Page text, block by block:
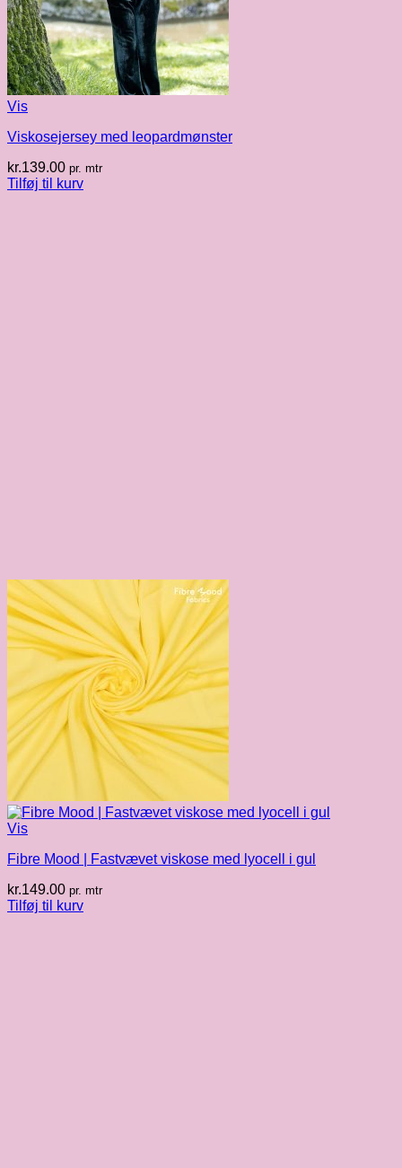
Vis
Viskosejersey med leopardmønster
kr.139.00 pr. mtr
Tilføj til kurv
Vis
Fibre Mood | Fastvævet viskose med lyocell i gul
kr.149.00 pr. mtr
Tilføj til kurv